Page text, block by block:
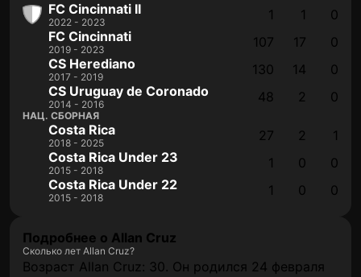
FC Cincinnati II
2022 - 2023 1 1
0
FC Cincinnati
2019 - 2023 107 17
0
CS Herediano
2017 - 2019 130 14
0
CS Uruguay de Coronado
2014 - 2016 48 2 0
НАЦ. СБОРНАЯ
Costa Rica
2018 - 2025 27 2
1
Costa Rica Under 23
2015 - 2018 1 0
0
Costa Rica Under 22
2015 - 2018 1 0 0
Подробнее о Allan Cruz
Сколько лет Allan Cruz?
Возраст Allan Cruz: 30. Он родился 24 февраля